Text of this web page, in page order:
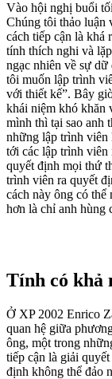
Vào hội nghị buổi
Chúng tôi thảo luận
cách tiếp cận là khá
tính thích nghi và
ngạc nhiên về sự
tôi muốn lập trình
với thiết kế”. Bây
khái niệm khó khăn
mình thì tại sao anh
những lập trình viên
tới các lập trình
quyết định mọi thứ
trình viên ra quyết
cách này ông có
hơn là chỉ anh hùng
Tính có khả
Ở XP 2002 Enrico
quan hệ giữa
ông, một trong
tiếp cận là giải
định không thể đảo